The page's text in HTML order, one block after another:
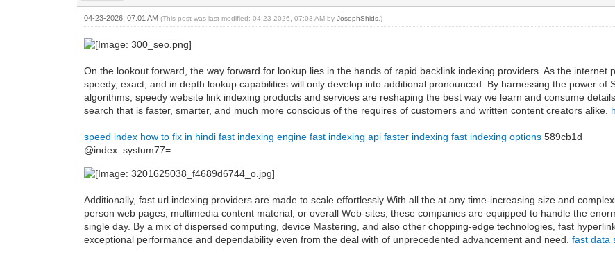
04-23-2026, 07:01 AM(This post was last modified: 04-23-2026, 07:03 AM byJosephShids .)
On the lookout forward, the way forward for lookup lies in the hands of rapid backlink indexing providers. As the internet
speedy, exact, and in depth lookup capabilities will only develop into additional pronounced. By harnessing the power of
algorithms, speedy website link indexing products and services are reshaping the best way we learn and consume
search that is faster, smarter, and much more conscious of the requires of customers and written content creators alike.
speed index how to fix in hindi fast indexing engine fast indexing api faster indexing fast indexing options 589cb1d
@index_systum77=
Additionally, fast url indexing providers are made to scale effortlessly With all the at any time-increasing size and
person web pages, multimedia content material, or overall Web-sites, these companies are equipped to handle the
single day. By a mix of dispersed computing, device Mastering, and also other chopping-edge technologies, fast
exceptional performance and dependability even from the deal with of unprecedented advancement and need.fast data